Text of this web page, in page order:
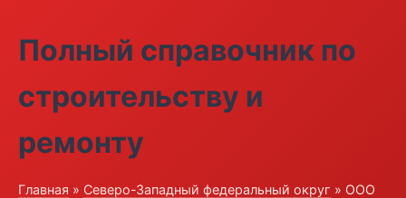
Полный справочник по
строительству и
ремонту
Главная » Северо-Западный федеральный округ » ООО